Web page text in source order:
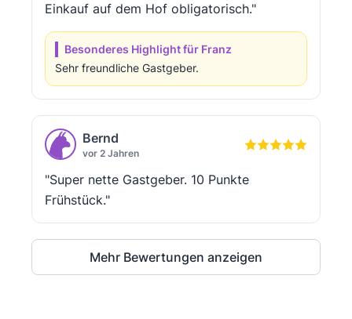
Einkauf auf dem Hof obligatorisch."
Besonderes Highlight für Franz
Sehr freundliche Gastgeber.
Bernd
vor 2 Jahren
"Super nette Gastgeber. 10 Punkte
Frühstück."
Mehr Bewertungen anzeigen